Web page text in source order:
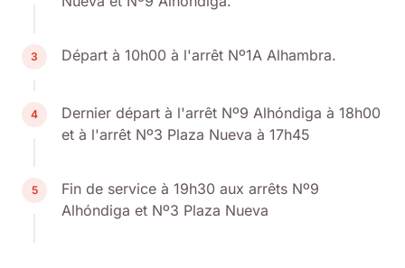
3 Départ à 10h00 à l'arrêt Nº1A Alhambra.
4
Dernier départ à l'arrêt Nº9 Alhóndiga à 18h00
et à l'arrêt Nº3 Plaza Nueva à 17h45
5
Fin de service à 19h30 aux arrêts Nº9
Alhóndiga et Nº3 Plaza Nueva